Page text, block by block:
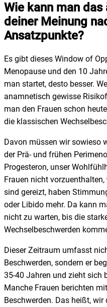
Wie kann man das
deiner Meinung
Ansatzpunkte?
Es gibt dieses Window of
Menopause und den 10
man startet, desto besser.
anamnetisch gewisse
man den Frauen schon
die klassischen
Davon müssen wir sowieso
der Prä- und frühen
Progesteron, unser
Frauen nicht
sind gereizt, haben
oder Libido mehr. Da kann
nicht zu warten, bis die
Wechselbeschwerden
Dieser Zeitraum umfasst
Beschwerden, sondern er
35-40 Jahren und zieht sich
Manche Frauen berichten
Beschwerden. Das heißt,